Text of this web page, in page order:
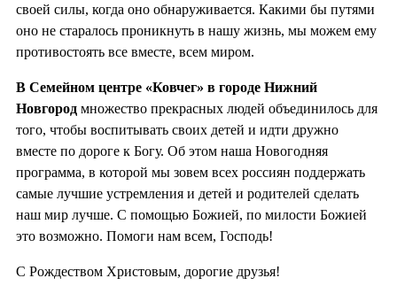
своей силы, когда оно обнаруживается. Какими бы путями
оно не старалось проникнуть в нашу жизнь, мы можем ему
противостоять все вместе, всем миром.
В Семейном центре «Ковчег» в городе Нижний
Новгород множество прекрасных людей объединилось для
того, чтобы воспитывать своих детей и идти дружно
вместе по дороге к Богу. Об этом наша Новогодняя
программа, в которой мы зовем всех россиян поддержать
самые лучшие устремления и детей и родителей сделать
наш мир лучше. С помощью Божией, по милости Божией
это возможно. Помоги нам всем, Господь!
С Рождеством Христовым, дорогие друзья!